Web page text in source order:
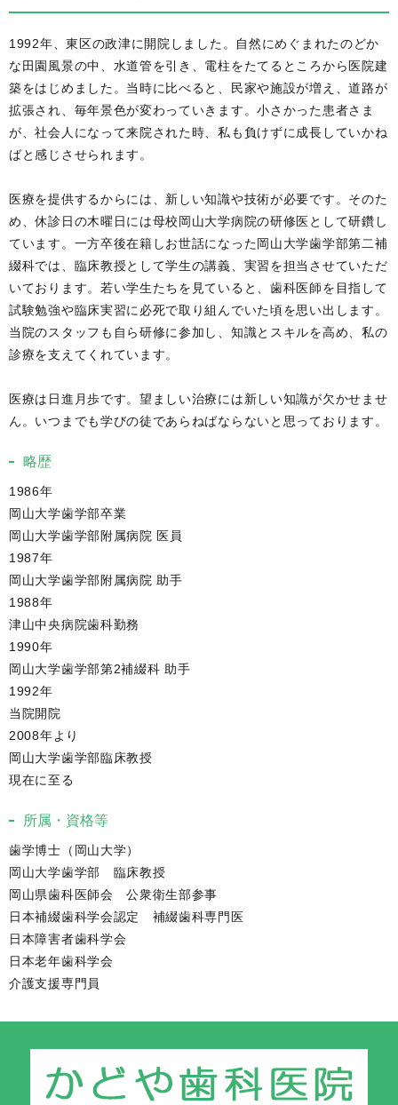
1992年、東区の政津に開院しました。自然にめぐまれたのどか
な田園風景の中、水道管を引き、電柱をたてるところから医院建
築をはじめました。当時に比べると、民家や施設が増え、道路が
拡張され、毎年景色が変わっていきます。小さかった患者さま
が、社会人になって来院された時、私も負けずに成長していかね
ばと感じさせられます。
医療を提供するからには、新しい知識や技術が必要です。そのた
め、休診日の木曜日には母校岡山大学病院の研修医として研鑽し
ています。一方卒後在籍しお世話になった岡山大学歯学部第二補
綴科では、臨床教授として学生の講義、実習を担当させていただ
いております。若い学生たちを見ていると、歯科医師を目指して
試験勉強や臨床実習に必死で取り組んでいた頃を思い出します。
当院のスタッフも自ら研修に参加し、知識とスキルを高め、私の
診療を支えてくれています。
医療は日進月歩です。望ましい治療には新しい知識が欠かせませ
ん。いつまでも学びの徒であらねばならないと思っております。
略歴
1986年
岡山大学歯学部卒業
岡山大学歯学部附属病院 医員
1987年
岡山大学歯学部附属病院 助手
1988年
津山中央病院歯科勤務
1990年
岡山大学歯学部第2補綴科 助手
1992年
当院開院
2008年より
岡山大学歯学部臨床教授
現在に至る
所属・資格等
歯学博士（岡山大学）
岡山大学歯学部 臨床教授
岡山県歯科医師会 公衆衛生部参事
日本補綴歯科学会認定 補綴歯科専門医
日本障害者歯科学会
日本老年歯科学会
介護支援専門員